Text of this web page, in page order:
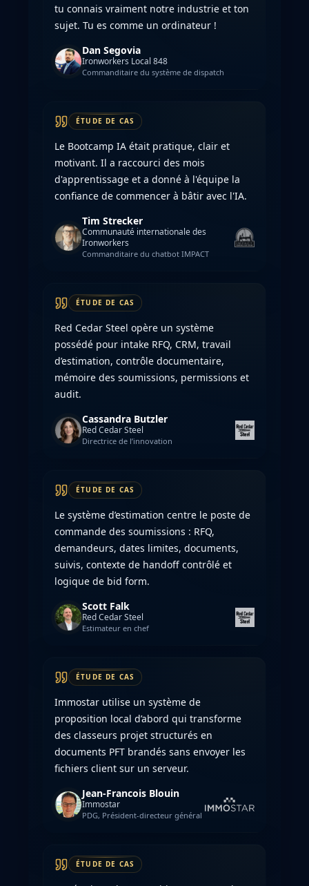
tu connais vraiment notre industrie et ton
sujet. Tu es comme un ordinateur !
Dan Segovia
Ironworkers Local 848
Commanditaire du système de dispatch
ÉTUDE DE CAS
Le Bootcamp IA était pratique, clair et
motivant. Il a raccourci des mois
d'apprentissage et a donné à l'équipe la
confiance de commencer à bâtir avec l'IA.
Tim Strecker
Communauté internationale des
Ironworkers
Commanditaire du chatbot IMPACT
ÉTUDE DE CAS
Red Cedar Steel opère un système
possédé pour intake RFQ, CRM, travail
d’estimation, contrôle documentaire,
mémoire des soumissions, permissions et
audit.
Cassandra Butzler
Red Cedar Steel
Directrice de l’innovation
ÉTUDE DE CAS
Le système d’estimation centre le poste de
commande des soumissions : RFQ,
demandeurs, dates limites, documents,
suivis, contexte de handoff contrôlé et
logique de bid form.
Scott Falk
Red Cedar Steel
Estimateur en chef
ÉTUDE DE CAS
Immostar utilise un système de
proposition local d’abord qui transforme
des classeurs projet structurés en
documents PFT brandés sans envoyer les
fichiers client sur un serveur.
Jean-Francois Blouin
Immostar
PDG, Président-directeur général
ÉTUDE DE CAS